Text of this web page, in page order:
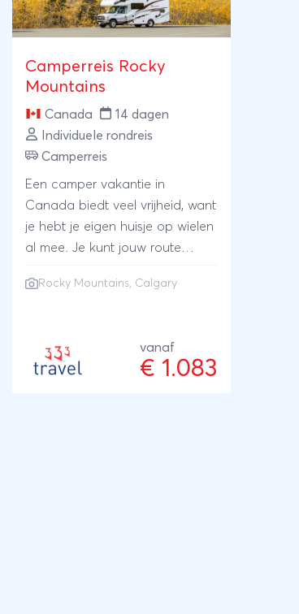
Camperreis Rocky
Mountains
Canada
14 dagen
Individuele rondreis
Camperreis
Een camper vakantie in
Canada biedt veel vrijheid, want
je hebt je eigen huisje op wielen
al mee. Je kunt jouw route
suggestie deze samengestelde
Mountains doen.
Rocky Mountains, Calgary
vanaf
€ 1.083